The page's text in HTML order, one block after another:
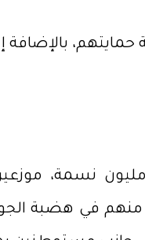
بالإضافة إلى
مليون نسمة،
في هضبة